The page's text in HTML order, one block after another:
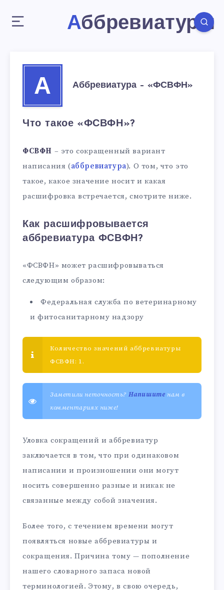
Аббревиатуры
А Аббревиатура – «ФСВФН»
Что такое «ФСВФН»?
ФСВФН – это сокращенный вариант
написания (аббревиатура). О том, что это
такое, какое значение носит и какая
расшифровка встречается, смотрите ниже.
Как расшифровывается
аббревиатура ФСВФН?
«ФСВФН» может расшифровываться
следующим образом:
Федеральная служба по ветеринарному
и фитосанитарному надзору
Количество значений аббревиатуры
ФСВФН: 1.
Заметили неточность? Напишитенам в
комментариях ниже!
Уловка сокращений и аббревиатур
заключается в том, что при одинаковом
написании и произношении они могут
носить совершенно разные и никак не
связанные между собой значения.
Более того, с течением времени могут
появляться новые аббревиатуры и
сокращения. Причина тому — пополнение
нашего словарного запаса новой
терминологией. Этому, в свою очередь,